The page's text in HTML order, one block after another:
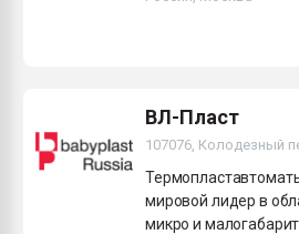
ВЛ-Пласт
107076, Колодезный
мировой лидер в
микро и